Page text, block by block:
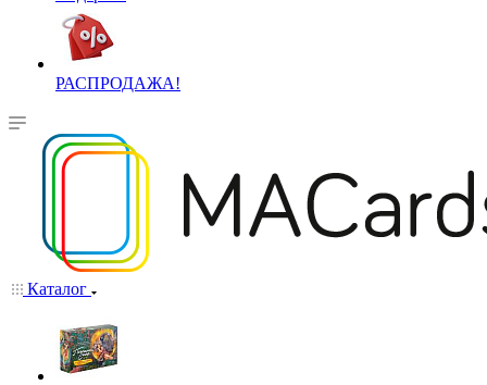
РАСПРОДАЖА!
Каталог